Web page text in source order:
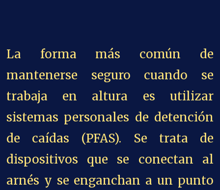
arnés y se enganchan a un punto
de anclaje en el andamio o la
escalera. Funcionan impidiendo
que te caigas cuando el dispositivo
se active, normalmente tirando
hacia abajo de la cuerda de
seguridad conectada a ellos. El